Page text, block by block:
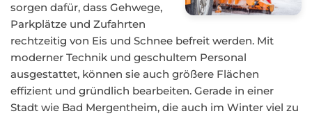
sorgen dafür, dass Gehwege,
Parkplätze und Zufahrten
rechtzeitig von Eis und Schnee befreit werden. Mit
moderner Technik und geschultem Personal
ausgestattet, können sie auch größere Flächen
effizient und gründlich bearbeiten. Gerade in einer
Stadt wie Bad Mergentheim, die auch im Winter viel zu